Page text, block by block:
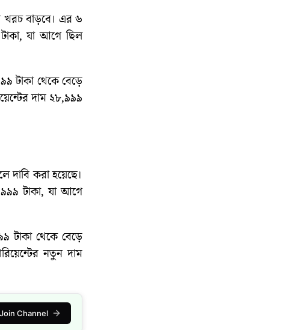
খরচ বাড়বে। এর ৬
যা আগে ছিল
টাকা থেকে বেড়ে
দাম ২৮,৯৯৯
দাবি করা হয়েছে।
টাকা, যা আগে
টাকা থেকে বেড়ে
নতুন দাম
Join Channel